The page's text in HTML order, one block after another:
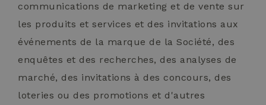
communications de marketing et de vente sur
les produits et services et des invitations aux
événements de la marque de la Société, des
enquêtes et des recherches, des analyses de
marché, des invitations à des concours, des
loteries ou des promotions et d'autres